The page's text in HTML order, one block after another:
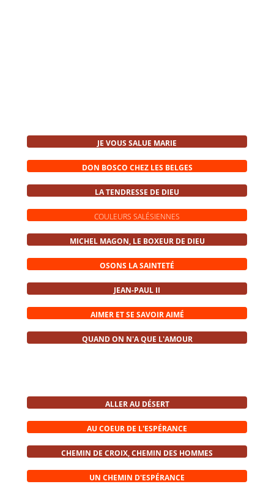
JE VOUS SALUE MARIE
DON BOSCO CHEZ LES BELGES
LA TENDRESSE DE DIEU
COULEURS SALÉSIENNES
MICHEL MAGON, LE BOXEUR DE DIEU
OSONS LA SAINTETÉ
JEAN-PAUL II
AIMER ET SE SAVOIR AIMÉ
QUAND ON N'A QUE L'AMOUR
ALLER AU DÉSERT
AU COEUR DE L'ESPÉRANCE
CHEMIN DE CROIX, CHEMIN DES HOMMES
UN CHEMIN D'ESPÉRANCE